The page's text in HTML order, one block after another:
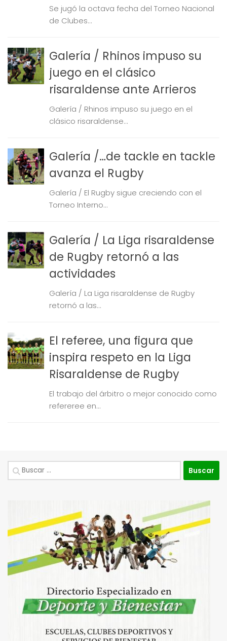
Se jugó la octava fecha del Torneo Nacional
de Clubes...
Galería / Rhinos impuso su
juego en el clásico
risaraldense ante Arrieros
Galería / Rhinos impuso su juego en el
clásico risaraldense...
Galería /…de tackle en tackle
avanza el Rugby
Galería / El Rugby sigue creciendo con el
Torneo Interno...
Galería / La Liga risaraldense
de Rugby retornó a las
actividades
Galería / La Liga risaraldense de Rugby
retornó a las...
El referee, una figura que
inspira respeto en la Liga
Risaraldense de Rugby
El trabajo del árbitro o mejor conocido como
refereree en...
Buscar: